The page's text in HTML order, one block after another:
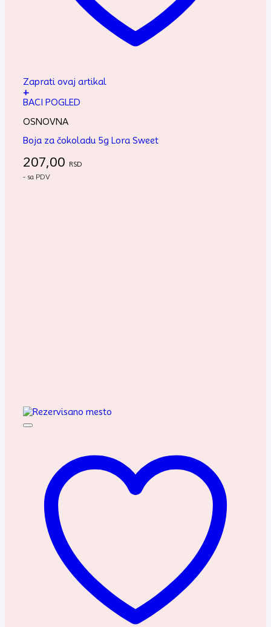
Zaprati ovaj artikal
+
BACI POGLED
OSNOVNA
Boja za čokoladu 5g Lora Sweet
207,00 RSD
- sa PDV